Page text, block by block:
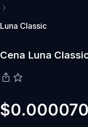
Luna Classic
Cena Luna